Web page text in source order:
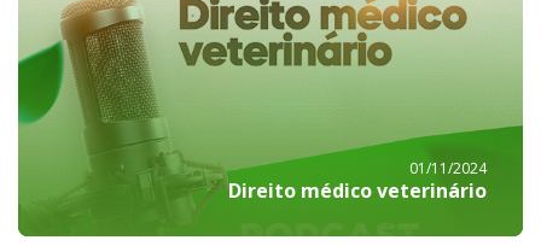
01/11/2024
Direito médico veterinário